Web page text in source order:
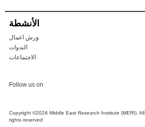
الأنشطة
ورش اعمال
الندوات
الاجتماعات
Follow us on
Copyright ©2026 Middle East Research Institute (MERI). All
rights reserved